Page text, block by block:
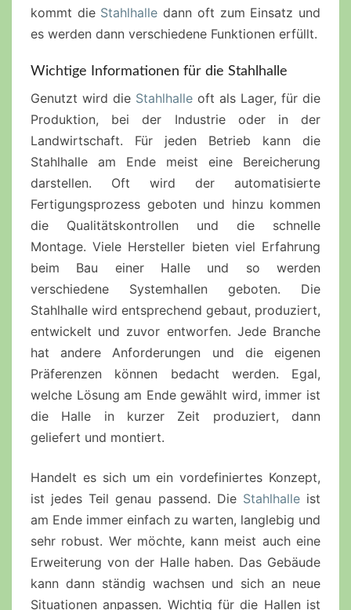
kommt die Stahlhalle dann oft zum Einsatz und
es werden dann verschiedene Funktionen erfüllt.
Wichtige Informationen für die Stahlhalle
Genutzt wird die Stahlhalle oft als Lager, für die
Produktion, bei der Industrie oder in der
Landwirtschaft. Für jeden Betrieb kann die
Stahlhalle am Ende meist eine Bereicherung
darstellen. Oft wird der automatisierte
Fertigungsprozess geboten und hinzu kommen
die Qualitätskontrollen und die schnelle
Montage. Viele Hersteller bieten viel Erfahrung
beim Bau einer Halle und so werden
verschiedene Systemhallen geboten. Die
Stahlhalle wird entsprechend gebaut, produziert,
entwickelt und zuvor entworfen. Jede Branche
hat andere Anforderungen und die eigenen
Präferenzen können bedacht werden. Egal,
welche Lösung am Ende gewählt wird, immer ist
die Halle in kurzer Zeit produziert, dann
geliefert und montiert.
Handelt es sich um ein vordefiniertes Konzept,
ist jedes Teil genau passend. Die Stahlhalleist
am Ende immer einfach zu warten, langlebig und
sehr robust. Wer möchte, kann meist auch eine
Erweiterung von der Halle haben. Das Gebäude
kann dann ständig wachsen und sich an neue
Situationen anpassen. Wichtig für die Hallen ist